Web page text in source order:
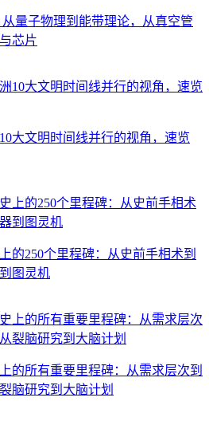
量子物理到能带理论，从真空管
芯片
大文明时间线并行的视角，速览
的250个里程碑：从史前手相术到
图灵机
的所有重要里程碑：从需求层次到
脑研究到大脑计划